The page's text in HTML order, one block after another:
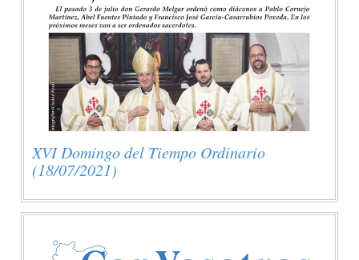
XVI Domingo del Tiempo Ordinario
(18/07/2021)